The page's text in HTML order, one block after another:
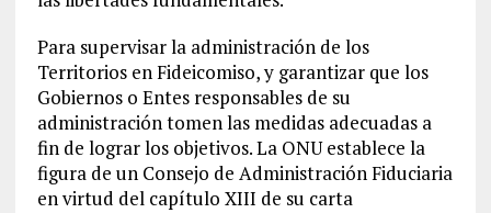
Para supervisar la administración de los
Territorios en Fideicomiso, y garantizar que los
Gobiernos o Entes responsables de su
administración tomen las medidas adecuadas a
fin de lograr los objetivos. La ONU establece la
figura de un Consejo de Administración Fiduciaria
en virtud del capítulo XIII de su carta